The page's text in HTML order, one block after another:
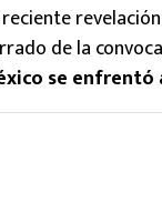
de la
se enfrentó